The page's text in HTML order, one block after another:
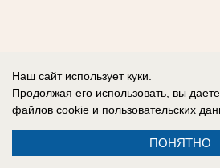
Наш сайт использует куки.
Продолжая его использовать, вы
файлов cookie и пользовательских
ПОНЯТНО